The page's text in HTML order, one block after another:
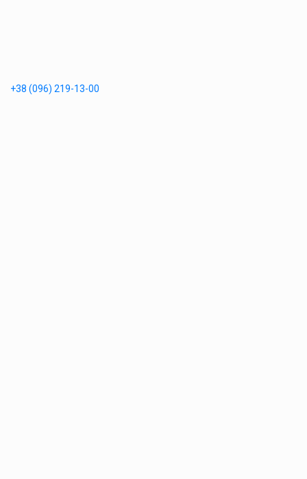
+38 (096) 219-13-00